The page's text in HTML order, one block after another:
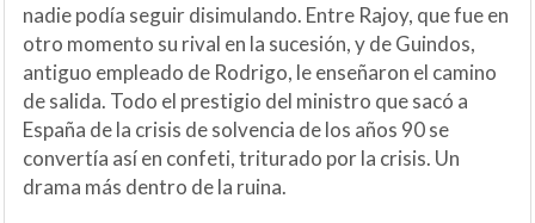
nadie podía seguir disimulando. Entre Rajoy, que fue en
otro momento su rival en la sucesión, y de Guindos,
antiguo empleado de Rodrigo, le enseñaron el camino
de salida. Todo el prestigio del ministro que sacó a
España de la crisis de solvencia de los años 90 se
convertía así en confeti, triturado por la crisis. Un
drama más dentro de la ruina.